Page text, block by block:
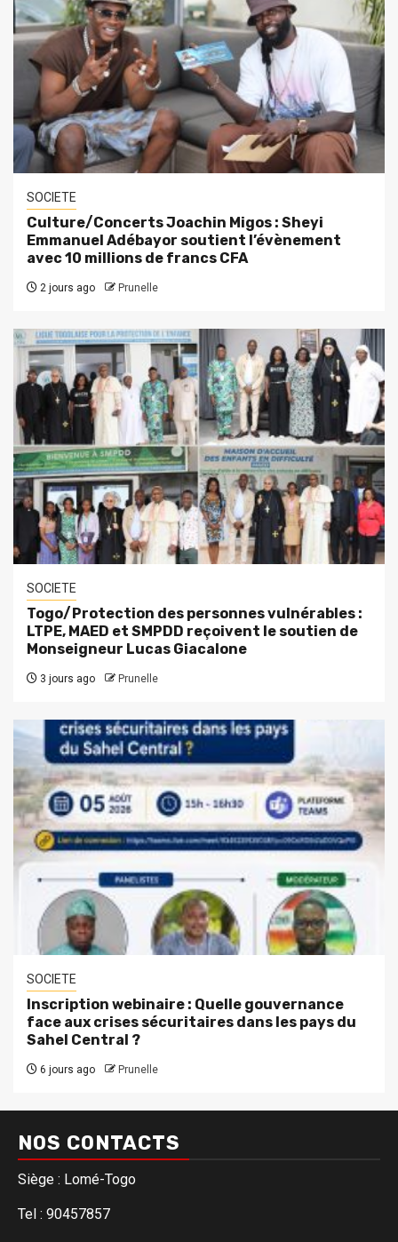
SOCIETE
Culture/Concerts Joachin Migos : Sheyi
Emmanuel Adébayor soutient l’évènement
avec 10 millions de francs CFA
2 jours ago Prunelle
SOCIETE
Togo/Protection des personnes vulnérables :
LTPE, MAED et SMPDD reçoivent le soutien de
Monseigneur Lucas Giacalone
3 jours ago Prunelle
SOCIETE
Inscription webinaire : Quelle gouvernance
face aux crises sécuritaires dans les pays du
Sahel Central ?
6 jours ago Prunelle
NOS CONTACTS
Siège : Lomé-Togo
Tel : 90457857